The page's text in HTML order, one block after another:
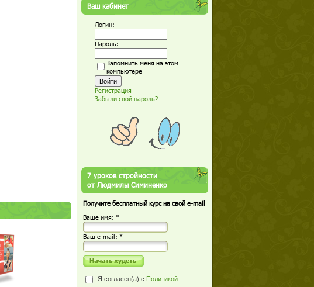
Ваш кабинет
Логин:
Пароль:
Запомнить меня на этом
компьютере
Регистрация
Забыли свой пароль?
7 уроков стройности
от Людмилы Симиненко
Получите бесплатный курс на свой e-mail
Ваше имя: *
Ваш е-mail: *
Я согласен(а) с Политикой